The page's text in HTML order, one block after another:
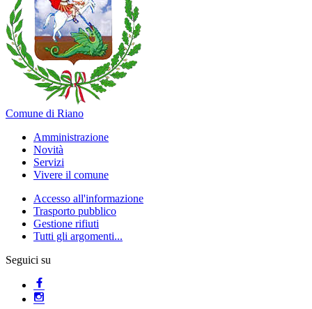
Comune di Riano
Amministrazione
Novità
Servizi
Vivere il comune
Accesso all'informazione
Trasporto pubblico
Gestione rifiuti
Tutti gli argomenti...
Seguici su